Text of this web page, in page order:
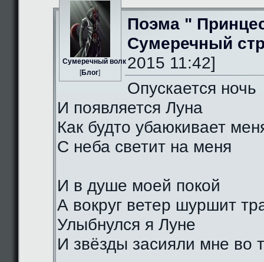
Сумеречный волк
[Блог]
Поэма "
Сумеречный
2015 11:42]
Опускается ночь
И появляется Луна
Как будто убаюкивает
С неба светит на меня
И в душе моей покой
А вокруг ветер шуршит
Улыбнулся я Луне
И звёзды засияли мне во